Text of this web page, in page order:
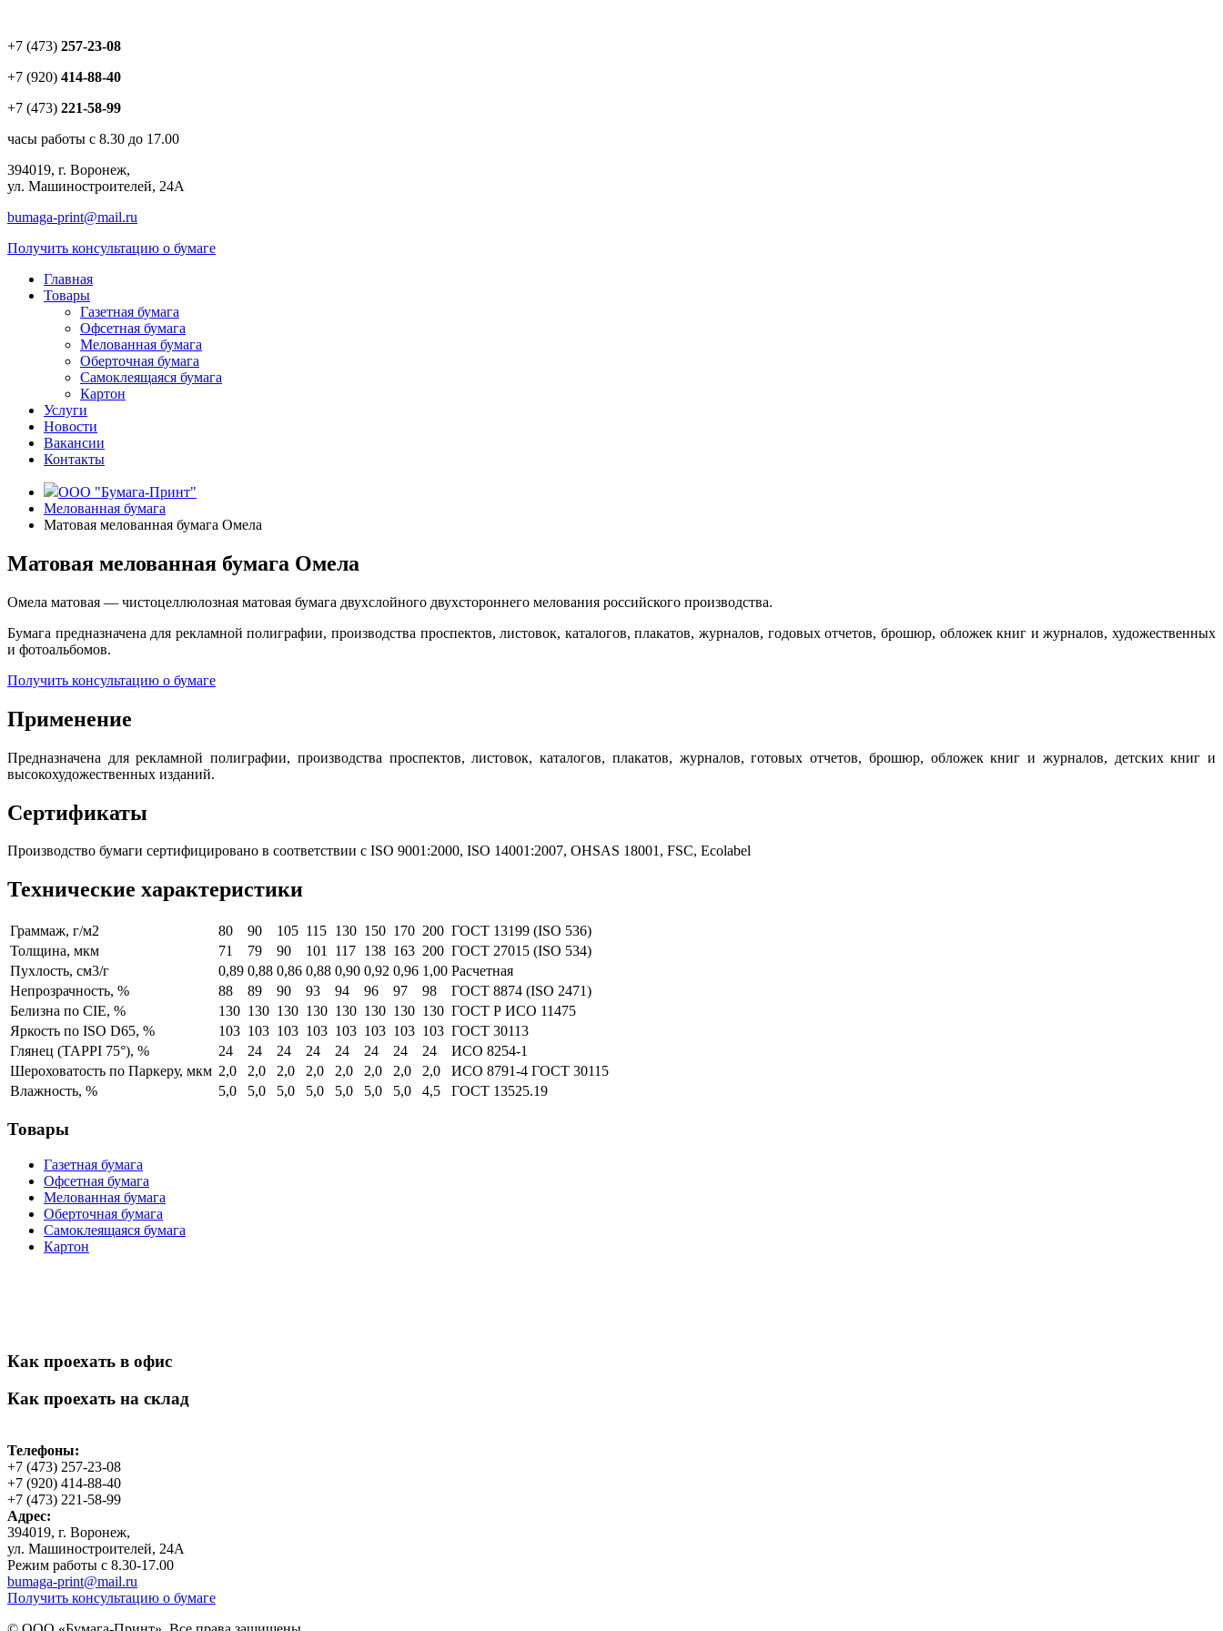
+7 (473) 257-23-08
+7 (920) 414-88-40
+7 (473) 221-58-99
часы работы с 8.30 до 17.00
394019, г. Воронеж,
ул. Машиностроителей, 24А
bumaga-print@mail.ru
Получить консультацию о бумаге
Главная
Товары
Газетная бумага
Офсетная бумага
Мелованная бумага
Оберточная бумага
Самоклеящаяся бумага
Картон
Услуги
Новости
Вакансии
Контакты
ООО "Бумага-Принт"
Мелованная бумага
Матовая мелованная бумага Омела
Матовая мелованная бумага Омела
Омела матовая — чистоцеллюлозная матовая бумага двухслойного двухстороннего мелования российского производства.
Бумага предназначена для рекламной полиграфии, производства проспектов, листовок, каталогов, плакатов, журналов, годовых отчетов, брошюр, обложек книг и журналов, художественных
и фотоальбомов.
Получить консультацию о бумаге
Применение
Предназначена для рекламной полиграфии, производства проспектов, листовок, каталогов, плакатов, журналов, готовых отчетов, брошюр, обложек книг и журналов, детских книг и
высокохудожественных изданий.
Сертификаты
Производство бумаги сертифицировано в соответствии с ISO 9001:2000, ISO 14001:2007, OHSAS 18001, FSC, Ecolabel
Технические характеристики
Граммаж, г/м2 80 90 105 115 130 150 170 200 ГОСТ 13199 (ISO 536)
Толщина, мкм
71 79 90 101 117 138 163 200 ГОСТ 27015 (ISO 534)
Пухлость, см3/г
0,89 0,88 0,86 0,88 0,90 0,92 0,96 1,00 Расчетная
Непрозрачность, %
88 89 90 93 94 96 97 98
ГОСТ 8874 (ISO 2471)
Белизна по CIE, %
130 130 130 130 130 130 130 130 ГОСТ Р ИСО 11475
Яркость по ISO D65, %
103 103 103 103 103 103 103 103 ГОСТ 30113
Глянец (TAPPI 75°), %
24 24 24 24 24 24 24 24
ИСО 8254-1
Шероховатость по Паркеру, мкм 2,0 2,0 2,0 2,0 2,0 2,0 2,0 2,0
ИСО 8791-4 ГОСТ 30115
Влажность, %
5,0 5,0 5,0 5,0 5,0 5,0 5,0 4,5 ГОСТ 13525.19
Товары
Газетная бумага
Офсетная бумага
Мелованная бумага
Оберточная бумага
Самоклеящаяся бумага
Картон
Как проехать в офис
Как проехать на склад
Телефоны:
+7 (473) 257-23-08
+7 (920) 414-88-40
+7 (473) 221-58-99
Адрес:
394019, г. Воронеж,
ул. Машиностроителей, 24А
Режим работы с 8.30-17.00
bumaga-print@mail.ru
Получить консультацию о бумаге